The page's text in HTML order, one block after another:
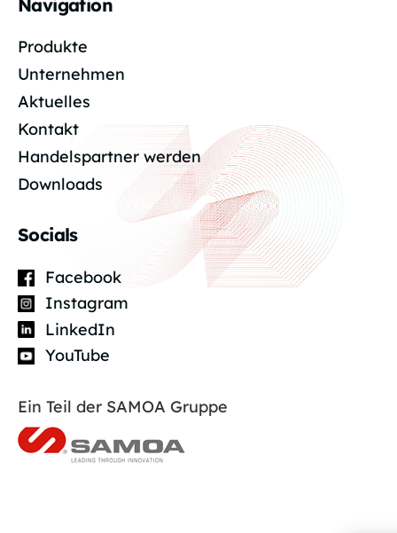
Navigation
Produkte
Unternehmen
Aktuelles
Kontakt
Handelspartner werden
Downloads
Socials
Facebook
Instagram
LinkedIn
YouTube
Ein Teil der SAMOA Gruppe